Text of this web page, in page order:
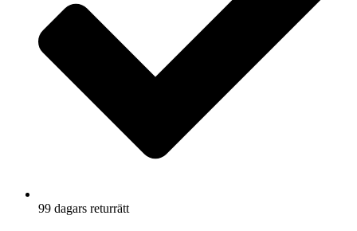
99 dagars returrätt